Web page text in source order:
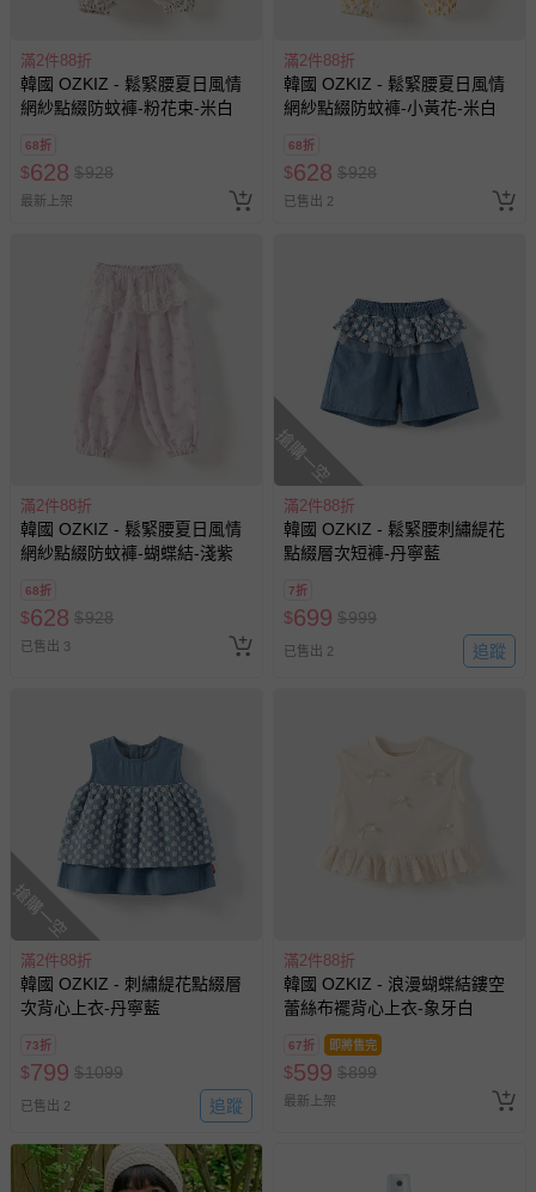
滿2件88折
韓國 OZKIZ - 鬆緊腰夏日風情
網紗點綴防蚊褲-粉花束-米白
68折
$628 $928
最新上架
滿2件88折
韓國 OZKIZ - 鬆緊腰夏日風情
網紗點綴防蚊褲-小黃花-米白
68折
$628 $928
已售出 2
滿2件88折
韓國 OZKIZ - 鬆緊腰夏日風情
網紗點綴防蚊褲-蝴蝶結-淺紫
68折
$628 $928
已售出 3
搶購一空
滿2件88折
韓國 OZKIZ - 鬆緊腰刺繡緹花
點綴層次短褲-丹寧藍
7折
$699 $999
已售出 2 追蹤
搶購一空
滿2件88折
韓國 OZKIZ - 刺繡緹花點綴層
次背心上衣-丹寧藍
73折
$799 $1099
已售出 2 追蹤
滿2件88折
韓國 OZKIZ - 浪漫蝴蝶結鏤空
蕾絲布襬背心上衣-象牙白
67折 即將售完
$599 $899
最新上架